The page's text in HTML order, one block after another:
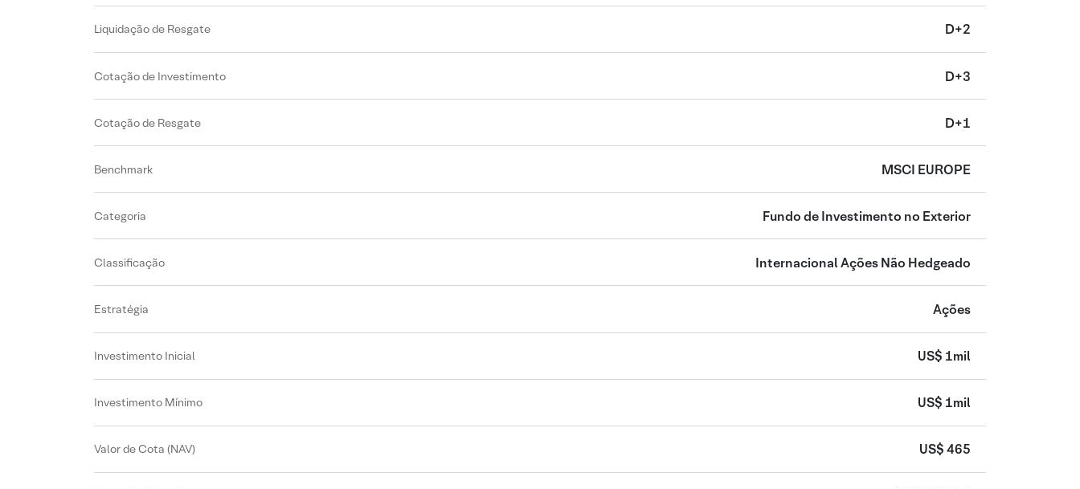
Liquidação de Resgate D+2
Cotação de Investimento D+3
Cotação de Resgate D+1
Benchmark MSCI EUROPE
Categoria Fundo de Investimento no Exterior
Classificação Internacional Ações Não Hedgeado
Estratégia Ações
Investimento Inicial US$ 1mil
Investimento Mínimo US$ 1mil
Valor de Cota (NAV) US$ 465